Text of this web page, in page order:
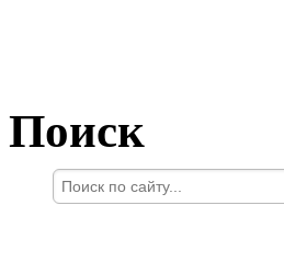
Поиск